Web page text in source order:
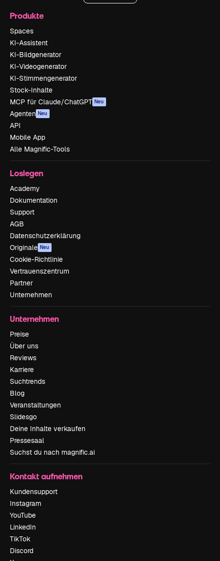
Produkte
Spaces
KI-Assistent
KI-Bildgenerator
KI-Videogenerator
KI-Stimmengenerator
Stock-Inhalte
MCP für Claude/ChatGPT Neu
Agenten Neu
API
Mobile App
Alle Magnific-Tools
Loslegen
Academy
Dokumentation
Support
AGB
Datenschutzerklärung
Originale Neu
Cookie-Richtlinie
Vertrauenszentrum
Partner
Unternehmen
Unternehmen
Preise
Über uns
Reviews
Karriere
Suchtrends
Blog
Veranstaltungen
Slidesgo
Deine Inhalte verkaufen
Pressesaal
Suchst du nach magnific.ai
Kontakt aufnehmen
Kundensupport
Instagram
YouTube
LinkedIn
TikTok
Discord